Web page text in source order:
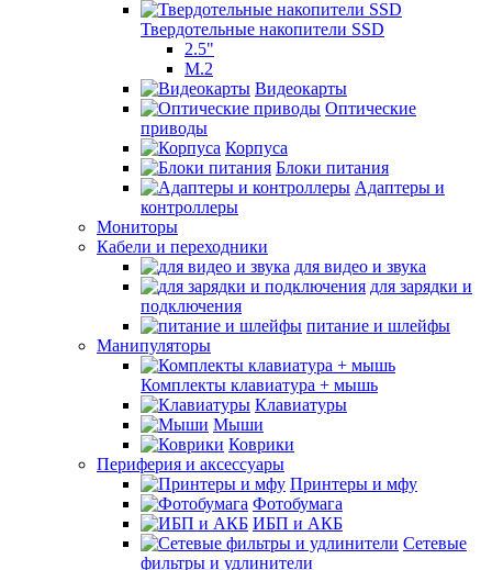
Твердотельные накопители SSD
2.5"
M.2
Видеокарты
Оптические
приводы
Корпуса
Блоки питания
Адаптеры и
контроллеры
Мониторы
Кабели и переходники
для видео и звука
для зарядки и
подключения
питание и шлейфы
Манипуляторы
Комплекты клавиатура + мышь
Клавиатуры
Мыши
Коврики
Периферия и аксессуары
Принтеры и мфу
Фотобумага
ИБП и АКБ
Сетевые
фильтры и удлинители